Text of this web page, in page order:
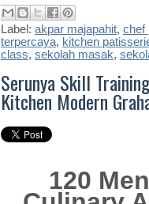
Label: akpar majapahit, chef
terpercaya, kitchen
class, sekolah masak,
Serunya Skill
Kitchen Modern
120